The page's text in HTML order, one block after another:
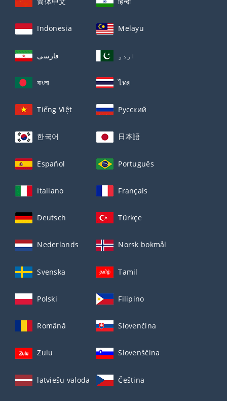
Indonesia Melayu
فارسی اردو
বাংলা ไทย
Tiếng Việt Русский
한국어 日本語
Español Português
Italiano Français
Deutsch Türkçe
Nederlands Norsk bokmål
Svenska Tamil
Polski Filipino
Română Slovenčina
Zulu Slovenščina
latviešu valoda Čeština